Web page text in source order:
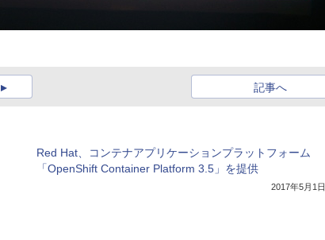
記事へ
Red Hat、コンテナアプリケーションプラットフォーム
「OpenShift Container Platform 3.5」を提供
2017年5月1日